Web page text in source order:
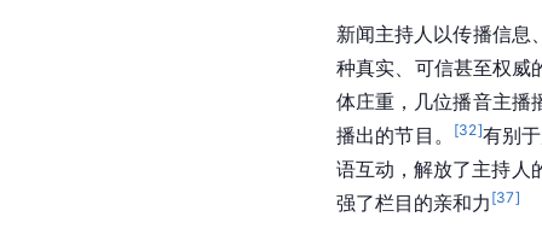
新闻主持人以传播信息
种真实、可信甚至权威
体庄重，几位播音主播
播出的节目。
[32]有别
语互动，解放了主持人
强了栏目的亲和力 [37]